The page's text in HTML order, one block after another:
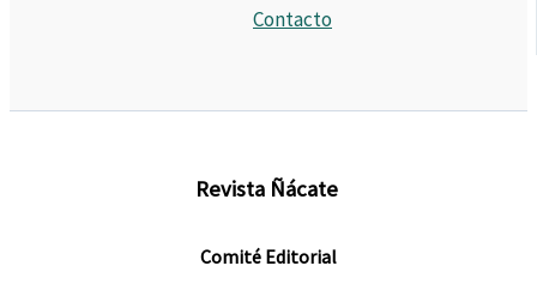
Contacto
Revista Ñácate
Comité Editorial